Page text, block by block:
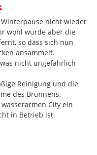
nicht wieder
wohl wurde aber die
so dass sich nun
ansammelt.
nicht ungefährlich
Reinigung und die
des Brunnens.
City ein
in Betrieb ist.